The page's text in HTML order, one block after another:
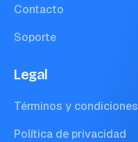
Contacto
Soporte
Legal
Términos y condiciones
Política de privacidad